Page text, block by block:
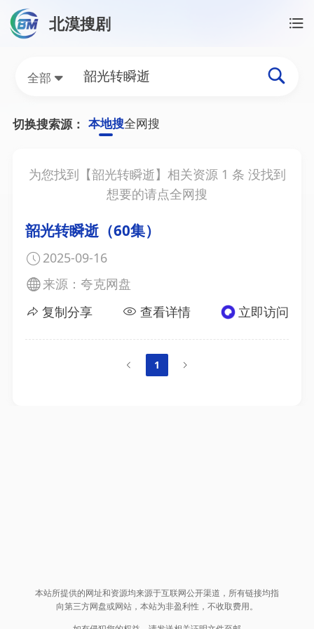
北漠搜剧
全部
韶光转瞬逝网盘资源搜索
切换搜索源： 本地搜全网搜
为您找到【韶光转瞬逝】相关资源1 条 没找到
想要的请点全网搜
韶光转瞬逝（60集）
2025-09-16
来源：夸克网盘
复制分享
查看详情 立即访问
1
本站所提供的网址和资源均来源于互联网公开渠道，所有链接均指
向第三方网盘或网站，本站为非盈利性，不收取费用。